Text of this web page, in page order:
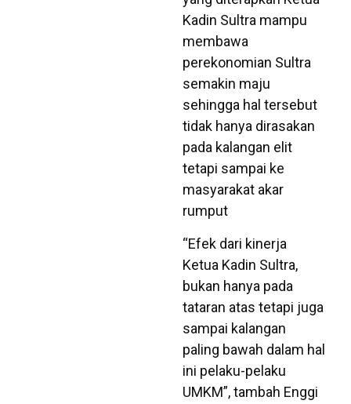
Kadin Sultra mampu
membawa
perekonomian Sultra
semakin maju
sehingga hal tersebut
tidak hanya dirasakan
pada kalangan elit
tetapi sampai ke
masyarakat akar
rumput
“Efek dari kinerja
Ketua Kadin Sultra,
bukan hanya pada
tataran atas tetapi juga
sampai kalangan
paling bawah dalam hal
ini pelaku-pelaku
UMKM”, tambah Enggi